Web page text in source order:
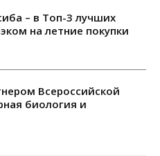
– в Топ-3 лучших
на летние покупки
Всероссийской
биология и